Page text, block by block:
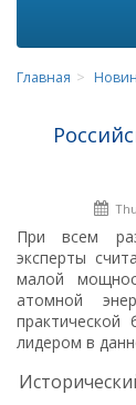
Главная
При всем
эксперты
малой
атомной
лидером в